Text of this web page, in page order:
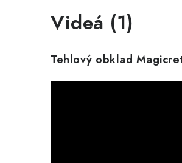
Videá (1)
Tehlový obklad